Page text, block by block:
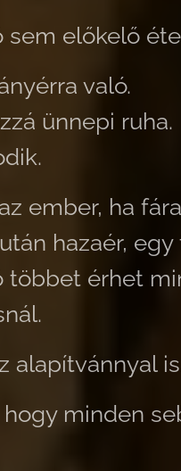
sem előkelő
való.
ünnepi ruha.
ember, ha
hazaér, egy
többet érhet
alapítvánnyal
minden